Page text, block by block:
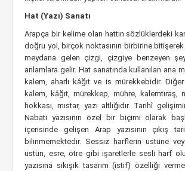
Hat (Yazı) Sanatı
Arapça bir kelime olan hattın sözlüklerdeki
doğru yol, birçok noktasının birbirine bitişerek
meydana gelen çizgi, çizgiye benzeyen
anlamlara gelir. Hat sanatında kullanılan ana
kalem, aharlı kâğıt ve is mürekkebidir.
kalem, kâğıt, mürekkep, mühre, kalemtıraş,
hokkası, mıstar, yazı altlığıdır. Tarihî
Nabati yazısının özel bir biçimi olarak
içerisinde gelişen Arap yazısının çıkış
bilinmemektedir. Sessiz harflerin üstüne
üstün, esre, ötre gibi işaretlerle sesli harf
yazısına sıkışık tasarım (istif) özelliği